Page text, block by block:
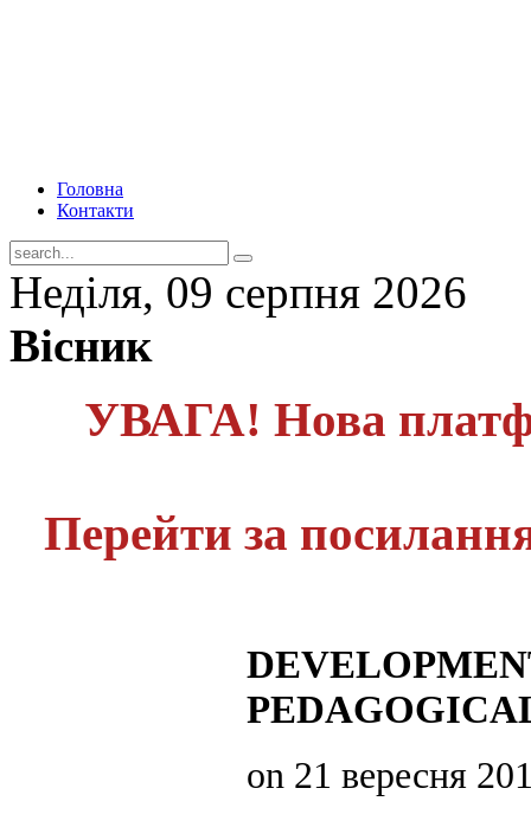
Головна
Контакти
Неділя, 09 серпня 2026
Вісник
УВАГА! Нова
Перейти за
on 21 вересня